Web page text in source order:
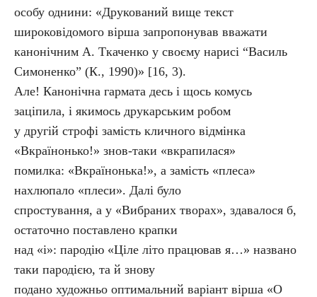
особу однини: «Друкований вище текст
широковідомого вірша запропонував вважати
канонічним А. Ткаченко у своєму нарисі “Василь
Симоненко” (К., 1990)» [16, 3).
Але! Канонічна гармата десь і щось комусь
заціпила, і якимось друкарським робом
у другій строфі замість кличного відмінка
«Вкраїнонько!» знов-таки «вкрапилася»
помилка: «Вкраїнонька!», а замість «плеса»
нахлюпало «плеси». Далі було
спростування, а у «Вибраних творах», здавалося б,
остаточно поставлено крапки
над «і»: пародію «Ціле літо працював я…» названо
таки пародією, та й знову
подано художньо оптимальний варіант вірша «О